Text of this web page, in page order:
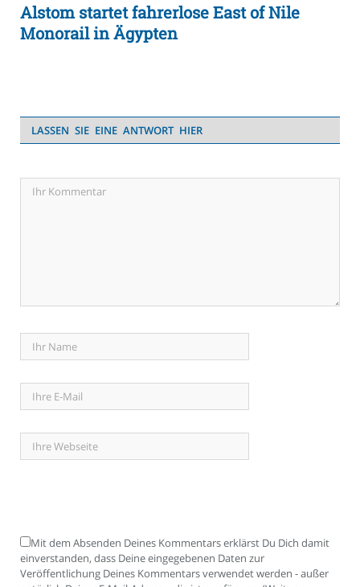
Alstom startet fahrerlose East of Nile
Monorail in Ägypten
LASSEN SIE EINE ANTWORT HIER
Mit dem Absenden Deines Kommentars erklärst Du Dich damit
einverstanden, dass Deine eingegebenen Daten zur
Veröffentlichung Deines Kommentars verwendet werden - außer